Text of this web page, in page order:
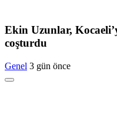
Ekin Uzunlar,
coşturdu
Genel 3 gün önce